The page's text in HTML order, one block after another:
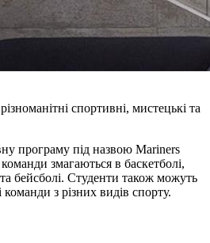
спортивні, мистецькі та
програму під назвою Mariners
змагаються в баскетболі,
бейсболі. Студенти також можуть
з різних видів спорту.